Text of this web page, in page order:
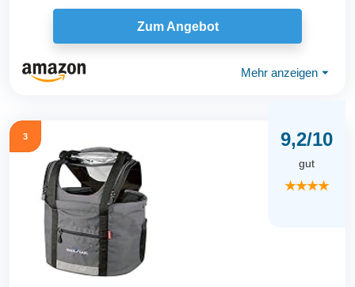
bis 12 kg...
Zum Angebot
Mehr anzeigen ⏷
3 9,2/10
gut
★★★★